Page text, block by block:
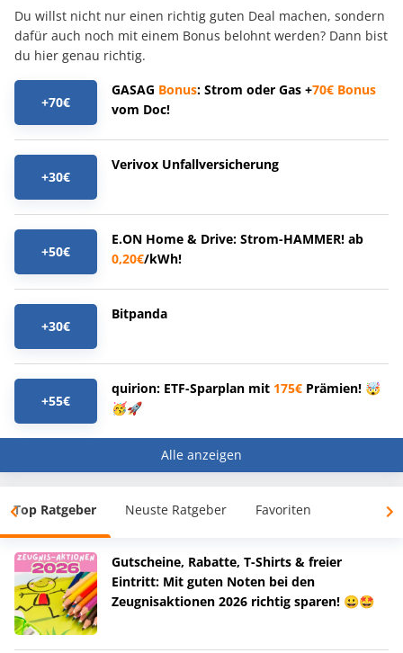
Du willst nicht nur einen richtig guten Deal machen, sondern
dafür auch noch mit einem Bonus belohnt werden? Dann bist
du hier genau richtig.
+70€
GASAG Bonus: Strom oder Gas +70€ Bonus
vom Doc!
+30€
Verivox Unfallversicherung
+50€
E.ON Home & Drive: Strom-HAMMER! ab
0,20€/kWh!
+30€
Bitpanda
+55€
quirion: ETF-Sparplan mit 175€ Prämien! 🤯
🥳🚀
Alle anzeigen
Top Ratgeber Neuste Ratgeber Favoriten
Gutscheine, Rabatte, T-Shirts & freier
Eintritt: Mit guten Noten bei den
Zeugnisaktionen 2026 richtig sparen! 😀🤩